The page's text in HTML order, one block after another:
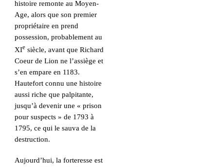
histoire remonte au Moyen-
Age, alors que son premier
propriétaire en prend
possession, probablement au
XIe siècle, avant que Richard
Coeur de Lion ne l’assiège et
s’en empare en 1183.
Hautefort connu une histoire
aussi riche que palpitante,
jusqu’à devenir une « prison
pour suspects » de 1793 à
1795, ce qui le sauva de la
destruction.
Aujourd’hui, la forteresse est